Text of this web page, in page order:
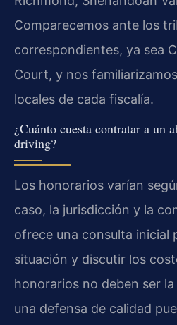
Comparecemos ante los
correspondientes, ya sea
Court, y nos
locales de cada fiscalía.
¿Cuánto cuesta contratar a un
driving?
Los honorarios varían
caso, la jurisdicción y la
ofrece una consulta inicial
situación y discutir los
honorarios no deben ser
una defensa de calidad